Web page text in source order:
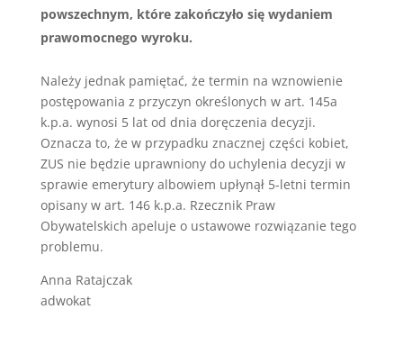
powszechnym, które zakończyło się wydaniem
prawomocnego wyroku.
Należy jednak pamiętać, że termin na wznowienie
postępowania z przyczyn określonych w art. 145a
k.p.a. wynosi 5 lat od dnia doręczenia decyzji.
Oznacza to, że w przypadku znacznej części kobiet,
ZUS nie będzie uprawniony do uchylenia decyzji w
sprawie emerytury albowiem upłynął 5-letni termin
opisany w art. 146 k.p.a. Rzecznik Praw
Obywatelskich apeluje o ustawowe rozwiązanie tego
problemu.
Anna Ratajczak
adwokat